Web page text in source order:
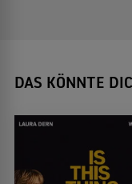
DAS KÖNNTE